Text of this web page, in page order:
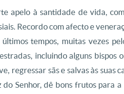
apelo à santidade de vida,
Recordo com afecto e
tempos, muitas vezes
incluindo alguns bispos
regressar sãs e salvas às suas
Senhor, dê bons frutos para